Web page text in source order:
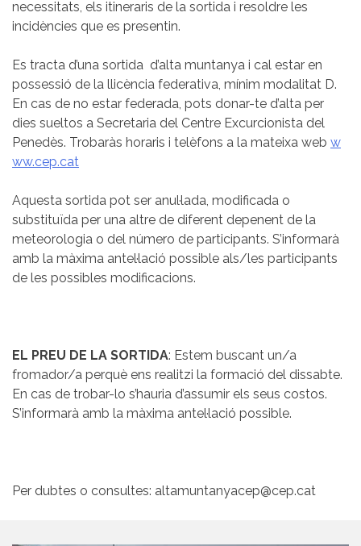
necessitats, els itineraris de la sortida i resoldre les
incidències que es presentin.
Es tracta d’una sortida d’alta muntanya i cal estar en
possessió de la llicència federativa, mínim modalitat D.
En cas de no estar federada, pots donar-te d’alta per
dies sueltos a Secretaria del Centre Excurcionista del
Penedès. Trobaràs horaris i telèfons a la mateixa web w
ww.cep.cat
Aquesta sortida pot ser anul·lada, modificada o
substituïda per una altre de diferent depenent de la
meteorologia o del número de participants. S’informarà
amb la màxima antel·lació possible als/les participants
de les possibles modificacions.
EL PREU DE LA SORTIDA: Estem buscant un/a
fromador/a perquè ens realitzi la formació del dissabte.
En cas de trobar-lo s’hauria d’assumir els seus costos.
S’informarà amb la màxima antel·lació possible.
Per dubtes o consultes: altamuntanyacep@cep.cat